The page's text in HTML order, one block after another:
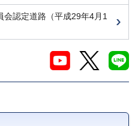
認定道路（平成29年4月1